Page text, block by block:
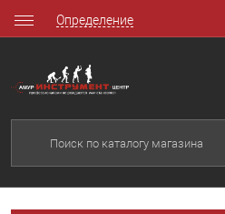
Определение